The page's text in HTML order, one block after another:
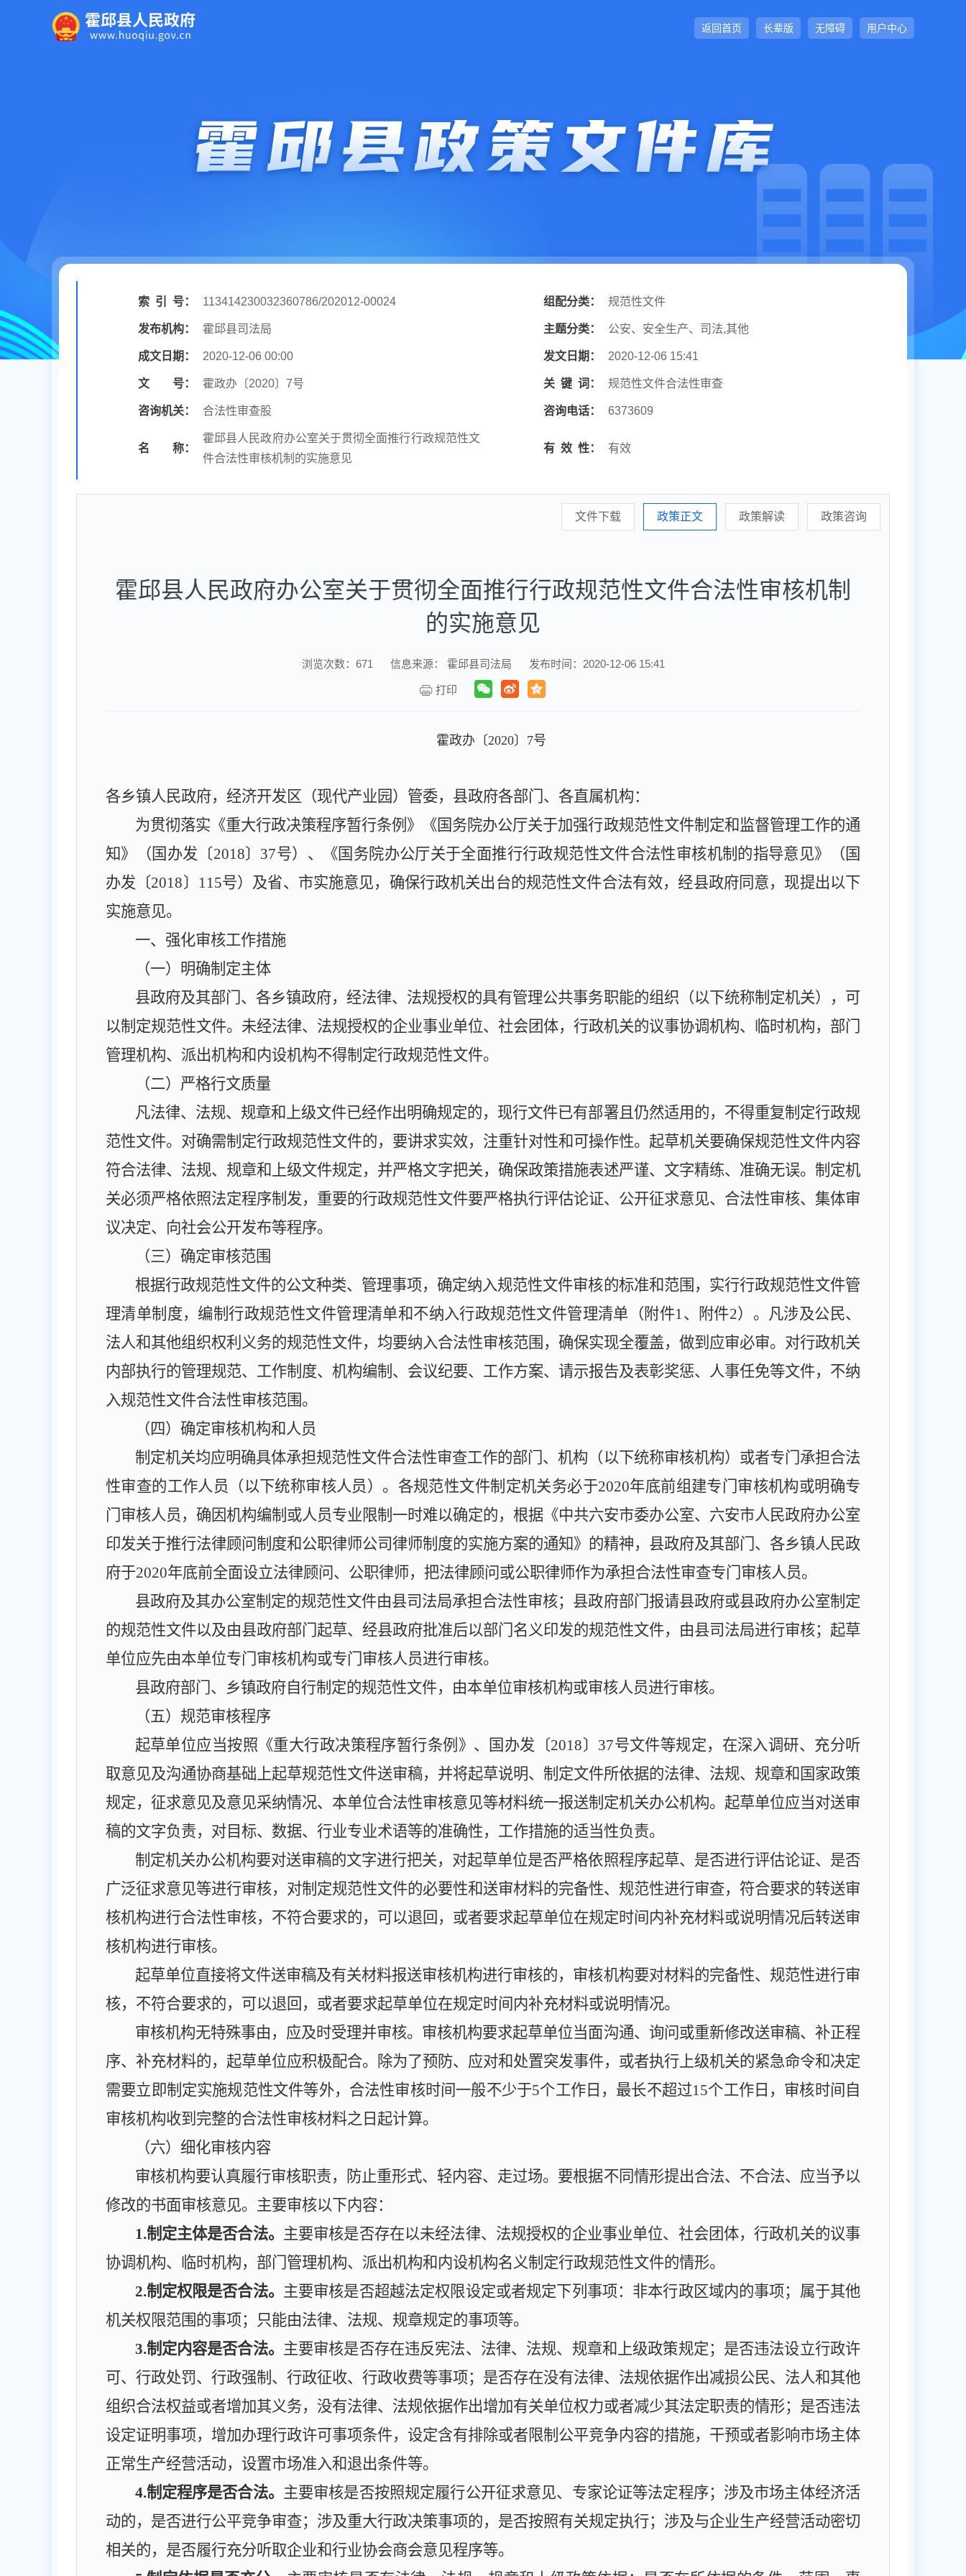
返回首页 长辈版 无障碍 用户中心
索 引 号： 113414230032360786/202012-00024 组配分类： 规范性文件
发布机构： 霍邱县司法局 主题分类： 公安、安全生产、司法,其他
成文日期： 2020-12-06 00:00 发文日期： 2020-12-06 15:41
文 号： 霍政办〔2020〕7号 关 键 词： 规范性文件合法性审查
咨询机关： 合法性审查股 咨询电话： 6373609
名 称：
霍邱县人民政府办公室关于贯彻全面推行行政规范性文
件合法性审核机制的实施意见
有 效 性： 有效
文件下载 政策正文 政策解读 政策咨询
霍邱县人民政府办公室关于贯彻全面推行行政规范性文件合法性审核机制
的实施意见
浏览次数： 671 信息来源： 霍邱县司法局 发布时间：2020-12-06 15:41
打印
霍政办〔2020〕 7号
各乡镇人民政府，经济开发区（现代产业园）管委，县政府各部门、各直属机构：
为贯彻落实《重大行政决策程序暂行条例》《国务院办公厅关于加强行政规范性文件制定和监督管理工作的通
知》（国办发〔2018〕 37号）、《国务院办公厅关于全面推行行政规范性文件合法性审核机制的指导意见》（国
办发〔2018〕 115号）及省、市实施意见，确保行政机关出台的规范性文件合法有效，经县政府同意，现提出以下
实施意见。
一、强化审核工作措施
（一）明确制定主体
县政府及其部门、各乡镇政府，经法律、法规授权的具有管理公共事务职能的组织（以下统称制定机关），可
以制定规范性文件。未经法律、法规授权的企业事业单位、社会团体，行政机关的议事协调机构、临时机构，部门
管理机构、派出机构和内设机构不得制定行政规范性文件。
（二）严格行文质量
凡法律、法规、规章和上级文件已经作出明确规定的，现行文件已有部署且仍然适用的，不得重复制定行政规
范性文件。对确需制定行政规范性文件的，要讲求实效，注重针对性和可操作性。起草机关要确保规范性文件内容
符合法律、法规、规章和上级文件规定，并严格文字把关，确保政策措施表述严谨、文字精练、准确无误。制定机
关必须严格依照法定程序制发，重要的行政规范性文件要严格执行评估论证、公开征求意见、合法性审核、集体审
议决定、向社会公开发布等程序。
（三）确定审核范围
根据行政规范性文件的公文种类、管理事项，确定纳入规范性文件审核的标准和范围，实行行政规范性文件管
理清单制度，编制行政规范性文件管理清单和不纳入行政规范性文件管理清单（附件1、附件2）。凡涉及公民、
法人和其他组织权利义务的规范性文件，均要纳入合法性审核范围，确保实现全覆盖，做到应审必审。对行政机关
内部执行的管理规范、工作制度、机构编制、会议纪要、工作方案、请示报告及表彰奖惩、人事任免等文件，不纳
入规范性文件合法性审核范围。
（四）确定审核机构和人员
制定机关均应明确具体承担规范性文件合法性审查工作的部门、机构（以下统称审核机构）或者专门承担合法
性审查的工作人员（以下统称审核人员）。各规范性文件制定机关务必于2020年底前组建专门审核机构或明确专
门审核人员，确因机构编制或人员专业限制一时难以确定的，根据《中共六安市委办公室、六安市人民政府办公室
印发关于推行法律顾问制度和公职律师公司律师制度的实施方案的通知》的精神，县政府及其部门、各乡镇人民政
府于2020年底前全面设立法律顾问、公职律师，把法律顾问或公职律师作为承担合法性审查专门审核人员。
县政府及其办公室制定的规范性文件由县司法局承担合法性审核；县政府部门报请县政府或县政府办公室制定
的规范性文件以及由县政府部门起草、经县政府批准后以部门名义印发的规范性文件，由县司法局进行审核；起草
单位应先由本单位专门审核机构或专门审核人员进行审核。
县政府部门、乡镇政府自行制定的规范性文件，由本单位审核机构或审核人员进行审核。
（五）规范审核程序
起草单位应当按照《重大行政决策程序暂行条例》、国办发〔2018〕 37号文件等规定，在深入调研、充分听
取意见及沟通协商基础上起草规范性文件送审稿，并将起草说明、制定文件所依据的法律、法规、规章和国家政策
规定，征求意见及意见采纳情况、本单位合法性审核意见等材料统一报送制定机关办公机构。起草单位应当对送审
稿的文字负责，对目标、数据、行业专业术语等的准确性，工作措施的适当性负责。
制定机关办公机构要对送审稿的文字进行把关，对起草单位是否严格依照程序起草、是否进行评估论证、是否
广泛征求意见等进行审核，对制定规范性文件的必要性和送审材料的完备性、规范性进行审查，符合要求的转送审
核机构进行合法性审核，不符合要求的，可以退回，或者要求起草单位在规定时间内补充材料或说明情况后转送审
核机构进行审核。
起草单位直接将文件送审稿及有关材料报送审核机构进行审核的，审核机构要对材料的完备性、规范性进行审
核，不符合要求的，可以退回，或者要求起草单位在规定时间内补充材料或说明情况。
审核机构无特殊事由，应及时受理并审核。审核机构要求起草单位当面沟通、询问或重新修改送审稿、补正程
序、补充材料的，起草单位应积极配合。除为了预防、应对和处置突发事件，或者执行上级机关的紧急命令和决定
需要立即制定实施规范性文件等外，合法性审核时间一般不少于5个工作日，最长不超过15个工作日，审核时间自
审核机构收到完整的合法性审核材料之日起计算。
（六）细化审核内容
审核机构要认真履行审核职责，防止重形式、轻内容、走过场。要根据不同情形提出合法、不合法、应当予以
修改的书面审核意见。主要审核以下内容：
1.制定主体是否合法。 主要审核是否存在以未经法律、法规授权的企业事业单位、社会团体，行政机关的议事
协调机构、临时机构，部门管理机构、派出机构和内设机构名义制定行政规范性文件的情形。
2.制定权限是否合法。 主要审核是否超越法定权限设定或者规定下列事项：非本行政区域内的事项；属于其他
机关权限范围的事项；只能由法律、法规、规章规定的事项等。
3.制定内容是否合法。 主要审核是否存在违反宪法、法律、法规、规章和上级政策规定；是否违法设立行政许
可、行政处罚、行政强制、行政征收、行政收费等事项；是否存在没有法律、法规依据作出减损公民、法人和其他
组织合法权益或者增加其义务，没有法律、法规依据作出增加有关单位权力或者减少其法定职责的情形；是否违法
设定证明事项，增加办理行政许可事项条件，设定含有排除或者限制公平竞争内容的措施，干预或者影响市场主体
正常生产经营活动，设置市场准入和退出条件等。
4.制定程序是否合法。 主要审核是否按照规定履行公开征求意见、专家论证等法定程序；涉及市场主体经济活
动的，是否进行公平竞争审查；涉及重大行政决策事项的，是否按照有关规定执行；涉及与企业生产经营活动密切
相关的，是否履行充分听取企业和行业协会商会意见程序等。